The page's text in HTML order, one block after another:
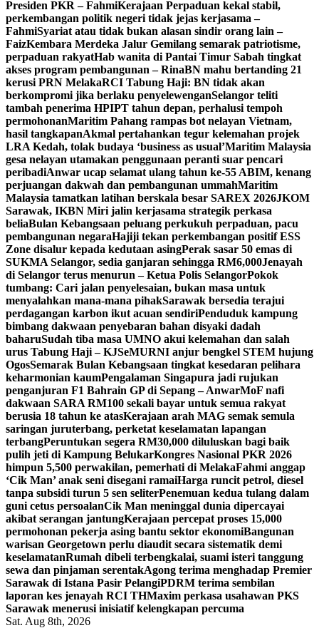
Presiden PKR – FahmiKerajaan Perpaduan kekal stabil,
perkembangan politik negeri tidak jejas kerjasama –
FahmiSyariat atau tidak bukan alasan sindir orang lain –
FaizKembara Merdeka Jalur Gemilang semarak patriotisme,
perpaduan rakyatHab wanita di Pantai Timur Sabah tingkat
akses program pembangunan – RinaBN mahu bertanding 21
kerusi PRN MelakaRCI Tabung Haji: BN tidak akan
berkompromi jika berlaku penyelewenganSelangor teliti
tambah penerima HPIPT tahun depan, perhalusi tempoh
permohonanMaritim Pahang rampas bot nelayan Vietnam,
hasil tangkapanAkmal pertahankan tegur kelemahan projek
LRA Kedah, tolak budaya ‘business as usual’Maritim Malaysia
gesa nelayan utamakan penggunaan peranti suar pencari
peribadiAnwar ucap selamat ulang tahun ke-55 ABIM, kenang
perjuangan dakwah dan pembangunan ummahMaritim
Malaysia tamatkan latihan berskala besar SAREX 2026JKOM
Sarawak, IKBN Miri jalin kerjasama strategik perkasa
beliaBulan Kebangsaan peluang perkukuh perpaduan, pacu
pembangunan negaraHajiji tekan perkembangan positif ESS
Zone disalur kepada kedutaan asingPerak sasar 50 emas di
SUKMA Selangor, sedia ganjaran sehingga RM6,000Jenayah
di Selangor terus menurun – Ketua Polis SelangorPokok
tumbang: Cari jalan penyelesaian, bukan masa untuk
menyalahkan mana-mana pihakSarawak bersedia terajui
perdagangan karbon ikut acuan sendiriPenduduk kampung
bimbang dakwaan penyebaran bahan disyaki dadah
baharuSudah tiba masa UMNO akui kelemahan dan salah
urus Tabung Haji – KJSeMURNI anjur bengkel STEM hujung
OgosSemarak Bulan Kebangsaan tingkat kesedaran pelihara
keharmonian kaumPengalaman Singapura jadi rujukan
penganjuran F1 Bahrain GP di Sepang – AnwarMoF nafi
dakwaan SARA RM100 sekali bayar untuk semua rakyat
berusia 18 tahun ke atasKerajaan arah MAG semak semula
saringan juruterbang, perketat keselamatan lapangan
terbangPeruntukan segera RM30,000 diluluskan bagi baik
pulih jeti di Kampung BelukarKongres Nasional PKR 2026
himpun 5,500 perwakilan, pemerhati di MelakaFahmi anggap
‘Cik Man’ anak seni disegani ramaiHarga runcit petrol, diesel
tanpa subsidi turun 5 sen seliterPenemuan kedua tulang dalam
guni cetus persoalanCik Man meninggal dunia dipercayai
akibat serangan jantungKerajaan percepat proses 15,000
permohonan pekerja asing bantu sektor ekonomiBangunan
warisan Georgetown perlu diaudit secara sistematik demi
keselamatanRumah dibeli terbengkalai, suami isteri tanggung
sewa dan pinjaman serentakAgong terima menghadap Premier
Sarawak di Istana Pasir PelangiPDRM terima sembilan
laporan kes jenayah RCI THMaxim perkasa usahawan PKS
Sarawak menerusi inisiatif kelengkapan percuma
Sat. Aug 8th, 2026